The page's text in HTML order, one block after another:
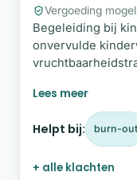
Vergoeding
Begeleiding bij
onvervulde
vertrouwde
is een zwaar en
en diepe
afwisselen, en
en
Helpt bij: burn-out
+ alle klachten